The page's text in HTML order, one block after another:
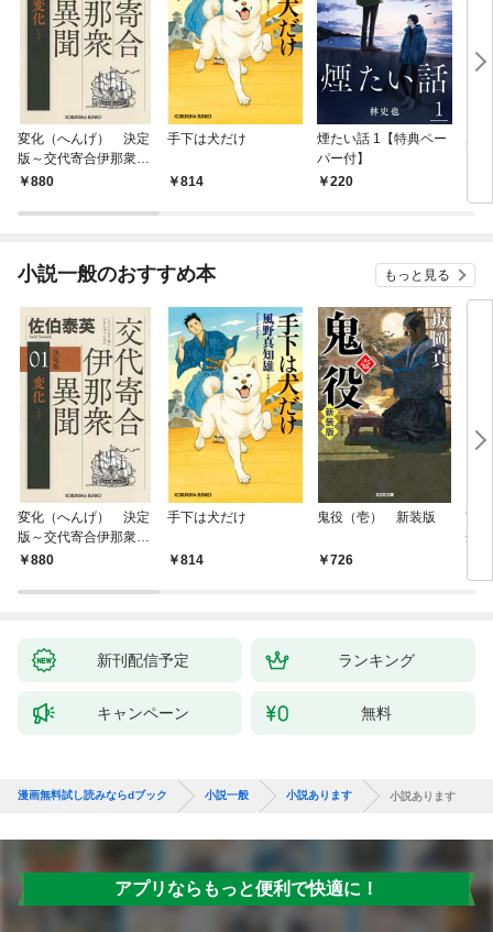
変化（へんげ） 決定
版～交代寄合伊那衆異
聞（1）～
880
手下は犬だけ
814
煙たい話 1【特典ペー
パー付】
220
小説一般のおすすめ本 もっと見る
変化（へんげ） 決定
版～交代寄合伊那衆異
聞（1）～
880
手下は犬だけ
814
鬼役（壱） 新装版
726
南
舟
新刊配信予定 ランキング
キャンペーン 無料
漫画無料試し読みならdブック 小説一般 小説あります 小説あります
アプリならもっと便利で快適に！